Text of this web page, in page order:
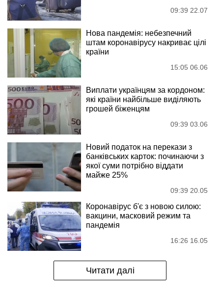
09:39 22.07
Нова пандемія: небезпечний
штам коронавірусу накриває цілі
країни
15:05 06.06
Виплати українцям за кордоном:
які країни найбільше виділяють
грошей біженцям
09:39 03.06
Новий податок на перекази з
банківських карток: починаючи з
якої суми потрібно віддати
майже 25%
09:39 20.05
Коронавірус б'є з новою силою:
вакцини, масковий режим та
пандемія
16:26 16.05
Читати далі